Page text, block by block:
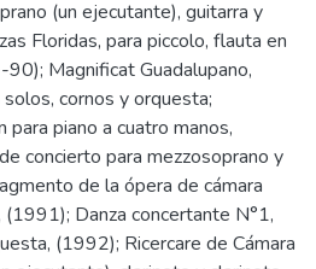
(un ejecutante), guitarra y
Floridas, para piccolo, flauta en
Magnificat Guadalupano,
cornos y orquesta;
para piano a cuatro manos,
concierto para mezzosoprano y
de la ópera de cámara
Danza concertante N°1,
(1992); Ricercare de Cámara